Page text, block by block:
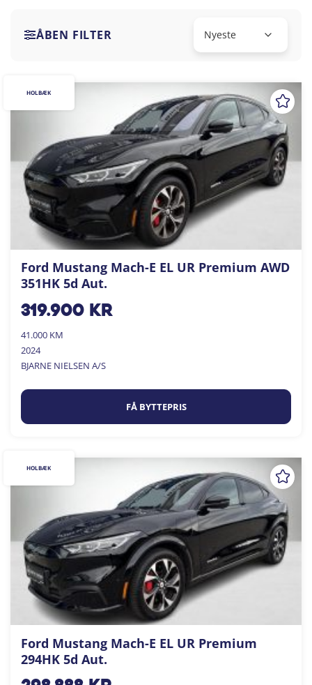
ÅBEN FILTER
Ford Mustang Mach-E EL UR Premium AWD
351HK 5d Aut.
319.900kr
41.000 KM
2024
BJARNE NIELSEN A/S
FÅ BYTTEPRIS
HOLBÆK
Ford Mustang Mach-E EL UR Premium
294HK 5d Aut.
HOLBÆK